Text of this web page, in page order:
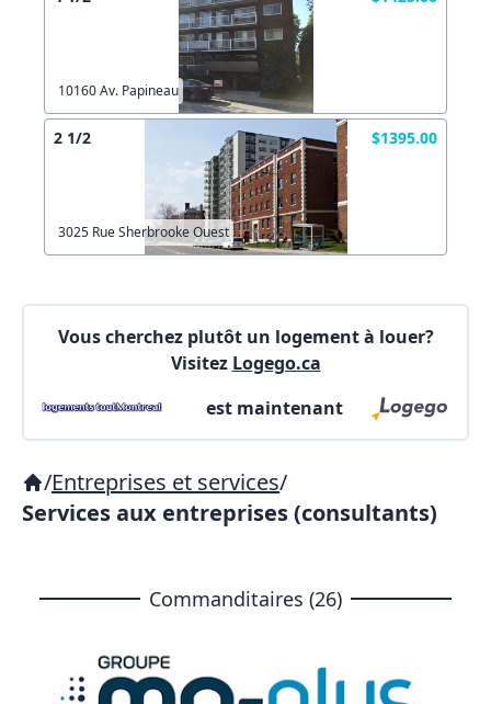
10160 Av. Papineau
2 1/2 $1395.00
3025 Rue Sherbrooke Ouest
Vous cherchez plutôt un logement à louer?
Visitez Logego.ca
est maintenant
/Entreprises et services/
Services aux entreprises (consultants)
Commanditaires (26)
Les informations ne sont plus à jour
Commentaires:
Commentaires:
Lien vers inscription (sera inclus dans courriel)
Copier lien
X Fermer Envoyez
Créer un compte
X Fermer